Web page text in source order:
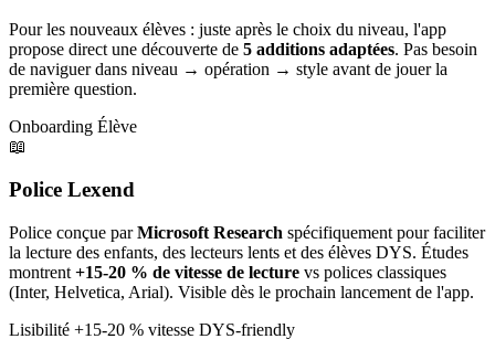
Pour les nouveaux élèves : juste après le choix du niveau, l'app
propose direct une découverte de 5 additions adaptées. Pas besoin
de naviguer dans niveau → opération → style avant de jouer la
première question.
Onboarding Élève
📖
Police Lexend
Police conçue parMicrosoft Research spécifiquement pour faciliter
la lecture des enfants, des lecteurs lents et des élèves DYS. Études
montrent +15-20 % de vitesse de lecture vs polices classiques
(Inter, Helvetica, Arial). Visible dès le prochain lancement de l'app.
Lisibilité +15-20 % vitesse DYS-friendly